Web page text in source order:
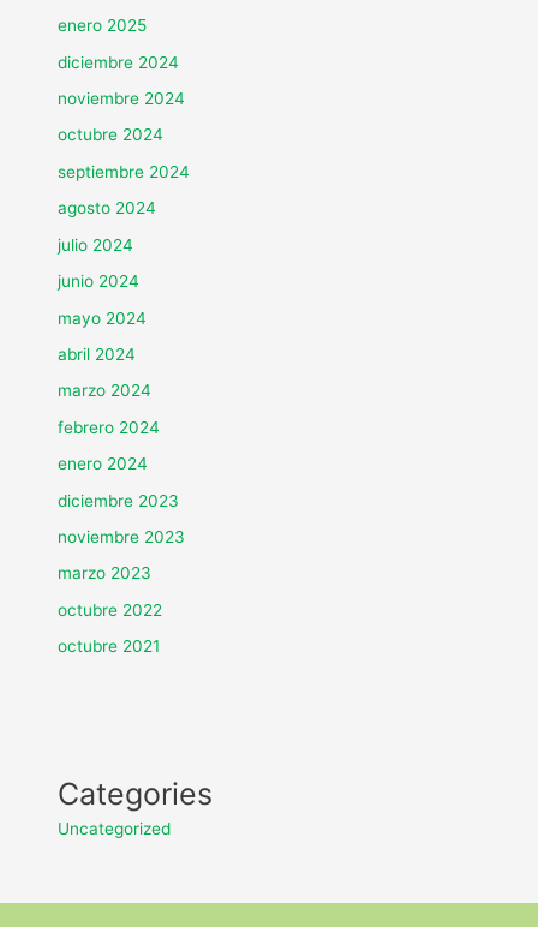
enero 2025
diciembre 2024
noviembre 2024
octubre 2024
septiembre 2024
agosto 2024
julio 2024
junio 2024
mayo 2024
abril 2024
marzo 2024
febrero 2024
enero 2024
diciembre 2023
noviembre 2023
marzo 2023
octubre 2022
octubre 2021
Categories
Uncategorized